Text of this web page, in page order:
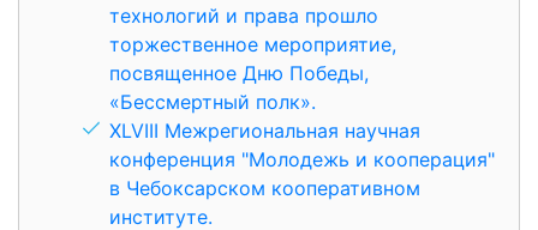
технологий и права прошло
торжественное мероприятие,
посвященное Дню Победы,
«Бессмертный полк».
XLVIII Межрегиональная научная
конференция "Молодежь и кооперация"
в Чебоксарском кооперативном
институте.